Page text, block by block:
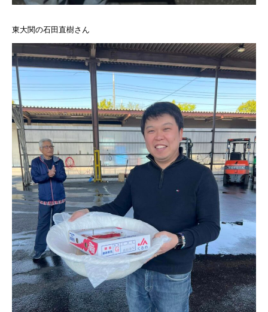
東大関の石田直樹さん